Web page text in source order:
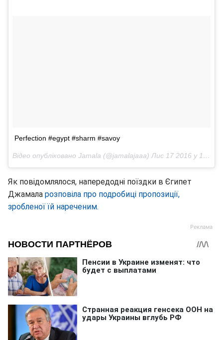
Perfection #egypt #sharm #savoy
Відео опубліковано Jamala (@jamalajaaa) Лис 17 2016 у 12:25 PST
Як повідомлялося, напередодні поїздки в Єгипет
Джамала розповіла про подробиці пропозиції,
зробленої їй нареченим.